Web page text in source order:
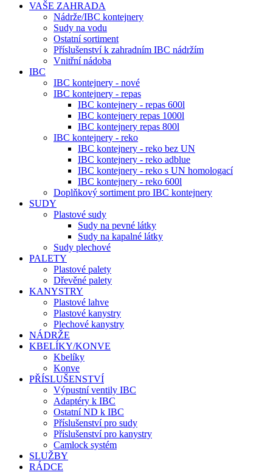
VAŠE ZAHRADA
Nádrže/IBC kontejnery
Sudy na vodu
Ostatní sortiment
Příslušenství k zahradním IBC nádržím
Vnitřní nádoba
IBC
IBC kontejnery - nové
IBC kontejnery - repas
IBC kontejnery - repas 600l
IBC kontejnery repas 1000l
IBC kontejnery repas 800l
IBC kontejnery - reko
IBC kontejnery - reko bez UN
IBC kontejnery - reko adblue
IBC kontejnery - reko s UN homologací
IBC kontejnery - reko 600l
Doplňkový sortiment pro IBC kontejnery
SUDY
Plastové sudy
Sudy na pevné látky
Sudy na kapalné látky
Sudy plechové
PALETY
Plastové palety
Dřevěné palety
KANYSTRY
Plastové lahve
Plastové kanystry
Plechové kanystry
NÁDRŽE
KBELÍKY/KONVE
Kbelíky
Konve
PŘÍSLUŠENSTVÍ
Výpustní ventily IBC
Adaptéry k IBC
Ostatní ND k IBC
Příslušenství pro sudy
Příslušenství pro kanystry
Camlock systém
SLUŽBY
RÁDCE